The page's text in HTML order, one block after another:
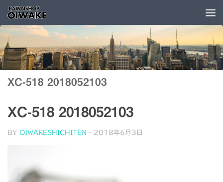
コンテンツへスキップ
XC-518 2018052103
XC-518 2018052103
BY OIWAKESHICHITEN · 2018年6月3日